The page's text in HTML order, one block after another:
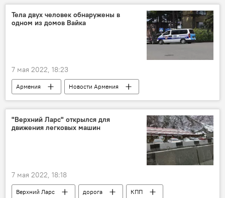
Тела двух человек обнаружены в
одном из домов Вайка
7 мая 2022, 18:23
Армения
Новости Армения
Общество
тело Вайк дом
"Верхний Ларс" открылся для
движения легковых машин
7 мая 2022, 18:18
Верхний Ларс дорога
КПП